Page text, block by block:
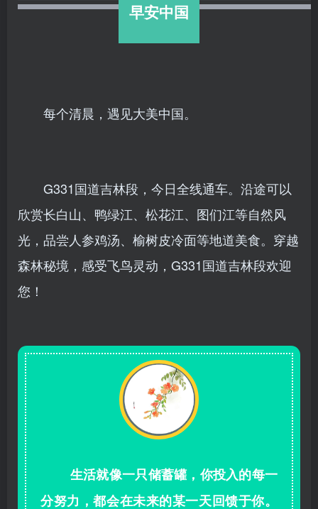
早安中国
每个清晨，遇见大美中国。
G331国道吉林段，今日全线通车。沿途可以
欣赏长白山、鸭绿江、松花江、图们江等自然风
光，品尝人参鸡汤、榆树皮冷面等地道美食。穿越
森林秘境，感受飞鸟灵动，G331国道吉林段欢迎
您！
生活就像一只储蓄罐，你投入的每一
分努力，都会在未来的某一天回馈于你。